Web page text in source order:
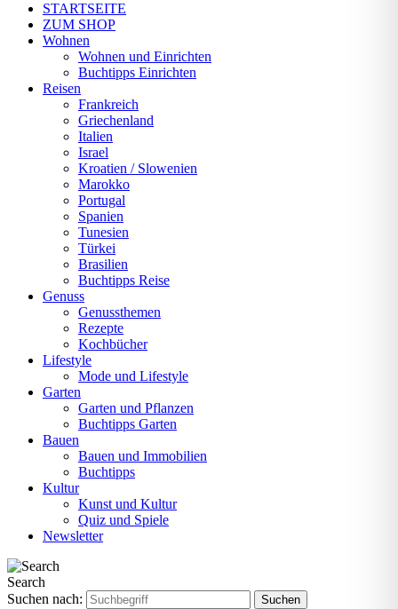
STARTSEITE
ZUM SHOP
Wohnen
Wohnen und Einrichten
Buchtipps Einrichten
Reisen
Frankreich
Griechenland
Italien
Israel
Kroatien / Slowenien
Marokko
Portugal
Spanien
Tunesien
Türkei
Brasilien
Buchtipps Reise
Genuss
Genussthemen
Rezepte
Kochbücher
Lifestyle
Mode und Lifestyle
Garten
Garten und Pflanzen
Buchtipps Garten
Bauen
Bauen und Immobilien
Buchtipps
Kultur
Kunst und Kultur
Quiz und Spiele
Newsletter
Search
Suchen nach: